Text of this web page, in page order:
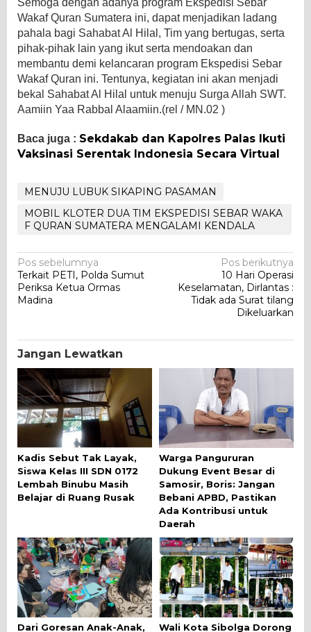
Wakaf Quran Sumatera ini, dapat menjadikan ladang
pahala bagi Sahabat Al Hilal, Tim yang bertugas, serta
pihak-pihak lain yang ikut serta mendoakan dan
membantu demi kelancaran program Ekspedisi Sebar
Wakaf Quran ini. Tentunya, kegiatan ini akan menjadi
bekal Sahabat Al Hilal untuk menuju Surga Allah SWT.
Aamiin Yaa Rabbal Alaamiin.(rel / MN.02 )
Baca juga : Sekdakab dan Kapolres Palas Ikuti
Vaksinasi Serentak Indonesia Secara Virtual
MENUJU LUBUK SIKAPING PASAMAN
MOBIL KLOTER DUA TIM EKSPEDISI SEBAR WAKA
F QURAN SUMATERA MENGALAMI KENDALA
Navigasi
pos
Pos sebelumnya
Terkait PETI, Polda Sumut
Periksa Ketua Ormas
Madina
Pos berikutnya
10 Hari Operasi
Keselamatan, Dirlantas :
Tidak ada Surat tilang
Dikeluarkan
Jangan Lewatkan
Kadis Sebut Tak Layak,
Siswa Kelas III SDN 0172
Lembah Binubu Masih
Belajar di Ruang Rusak
Warga Pangururan
Dukung Event Besar di
Samosir, Boris: Jangan
Bebani APBD, Pastikan
Ada Kontribusi untuk
Daerah
Dari Goresan Anak-Anak, Wali Kota Sibolga Dorong